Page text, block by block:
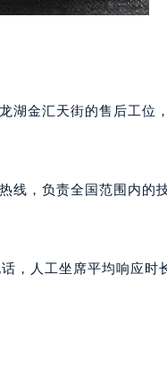
湖金汇天街的售后工位
线，负责全国范围内的
，人工坐席平均响应时